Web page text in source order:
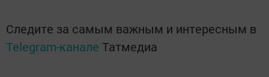
Следите за самым важным и интересным в
Telegram-канале Татмедиа